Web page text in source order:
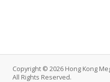
Copyright © 2026 Hong Kong
All Rights Reserved.